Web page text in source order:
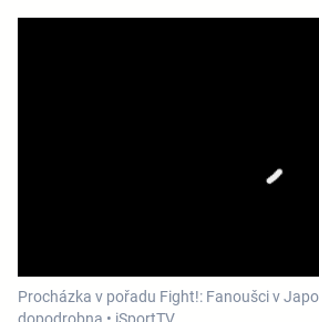
Procházka v pořadu Fight!: Fanoušci v
dopodrobna • iSportTV